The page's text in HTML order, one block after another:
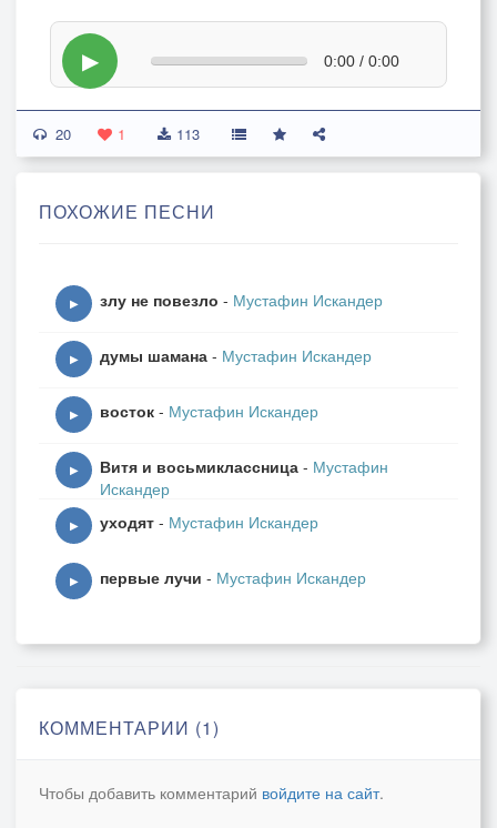
▶ 0:00 / 0:00
20 1 113
ПОХОЖИЕ ПЕСНИ
▶ злу не повезло - Мустафин Искандер
▶ думы шамана - Мустафин Искандер
▶ восток - Мустафин Искандер
▶ Витя и восьмиклассница - Мустафин
Искандер
▶ уходят - Мустафин Искандер
▶ первые лучи - Мустафин Искандер
КОММЕНТАРИИ (1)
Чтобы добавить комментарий войдите на сайт.